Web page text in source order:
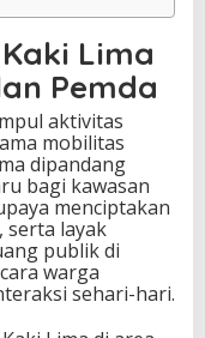
Lima
Pemda
aktivitas
mobilitas
dipandang
bagi kawasan
menciptakan
serta layak
publik di
warga
sehari-hari.